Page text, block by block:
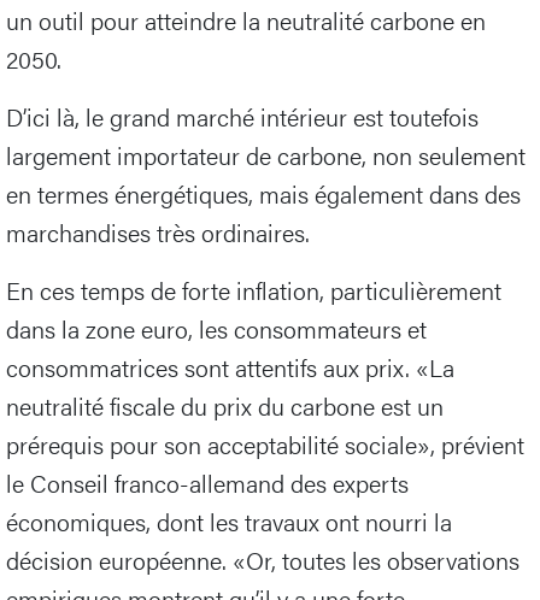
un outil pour atteindre la neutralité carbone en
2050.
D’ici là, le grand marché intérieur est toutefois
largement importateur de carbone, non seulement
en termes énergétiques, mais également dans des
marchandises très ordinaires.
En ces temps de forte inflation, particulièrement
dans la zone euro, les consommateurs et
consommatrices sont attentifs aux prix. «La
neutralité fiscale du prix du carbone est un
prérequis pour son acceptabilité sociale», prévient
le Conseil franco-allemand des experts
économiques, dont les travaux ont nourri la
décision européenne. «Or, toutes les observations